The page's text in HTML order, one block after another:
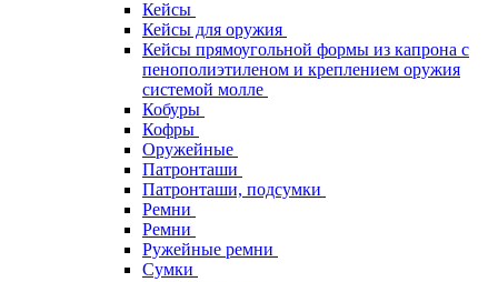
Кейсы
Кейсы для оружия
Кейсы прямоугольной формы из капрона с
пенополиэтиленом и креплением оружия
системой молле
Кобуры
Кофры
Оружейные
Патронташи
Патронташи, подсумки
Ремни
Ремни
Ружейные ремни
Сумки